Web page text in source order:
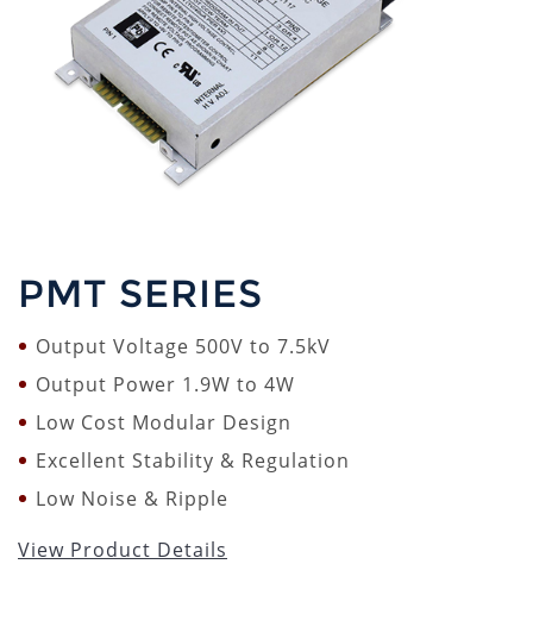
PMT SERIES
Output Voltage 500V to 7.5kV
Output Power 1.9W to 4W
Low Cost Modular Design
Excellent Stability & Regulation
Low Noise & Ripple
View Product Details